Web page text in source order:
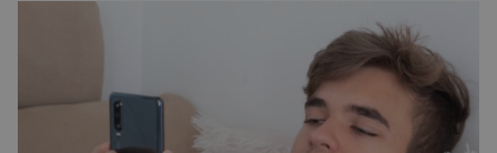
doporučení se nyní staly konzervované
sardinky, které si může dovolit opravdu každý
„Místo toho, aby poskytovaly izolované
mononutrienty, jsou rybí konzervy kompletní
potravinou,“ říká nutriční specialista Colin